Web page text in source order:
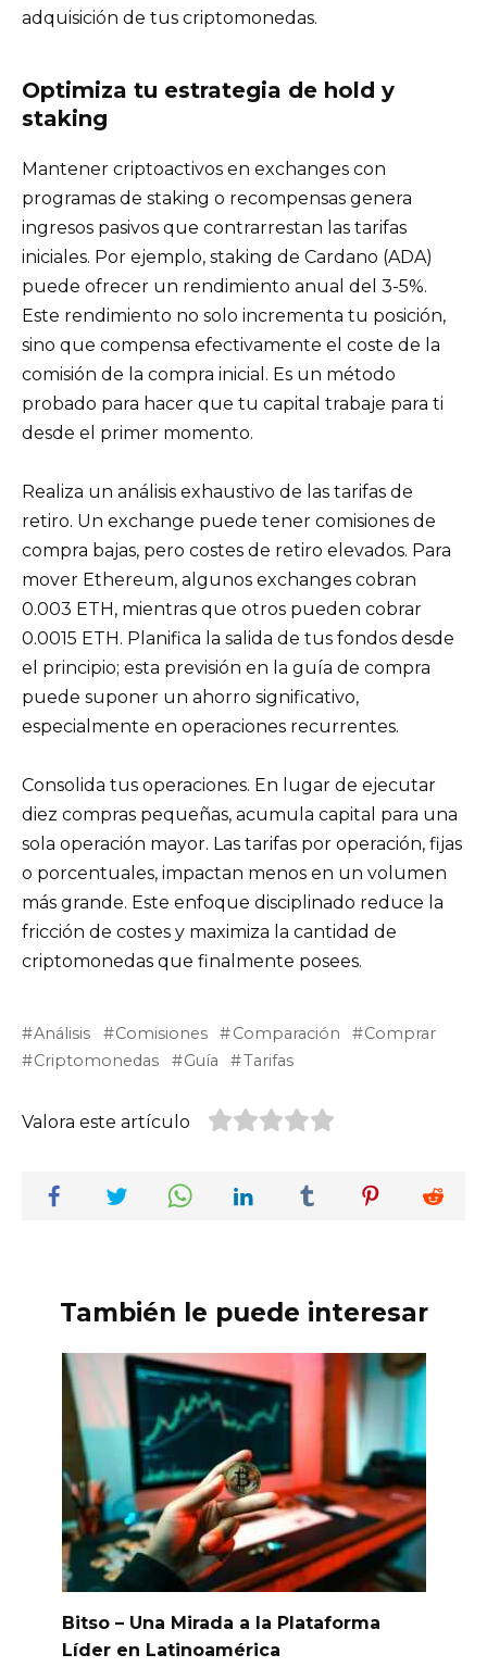
adquisición de tus criptomonedas.
Optimiza tu estrategia de hold y
staking
Mantener criptoactivos en exchanges con
programas de staking o recompensas genera
ingresos pasivos que contrarrestan las tarifas
iniciales. Por ejemplo, staking de Cardano (ADA)
puede ofrecer un rendimiento anual del 3-5%.
Este rendimiento no solo incrementa tu posición,
sino que compensa efectivamente el coste de la
comisión de la compra inicial. Es un método
probado para hacer que tu capital trabaje para ti
desde el primer momento.
Realiza un análisis exhaustivo de las tarifas de
retiro. Un exchange puede tener comisiones de
compra bajas, pero costes de retiro elevados. Para
mover Ethereum, algunos exchanges cobran
0.003 ETH, mientras que otros pueden cobrar
0.0015 ETH. Planifica la salida de tus fondos desde
el principio; esta previsión en la guía de compra
puede suponer un ahorro significativo,
especialmente en operaciones recurrentes.
Consolida tus operaciones. En lugar de ejecutar
diez compras pequeñas, acumula capital para una
sola operación mayor. Las tarifas por operación, fijas
o porcentuales, impactan menos en un volumen
más grande. Este enfoque disciplinado reduce la
fricción de costes y maximiza la cantidad de
criptomonedas que finalmente posees.
Análisis Comisiones Comparación
Comprar
Criptomonedas
Guía Tarifas
Valora este artículo
También le puede interesar
Bitso – Una Mirada a la Plataforma
Líder en Latinoamérica